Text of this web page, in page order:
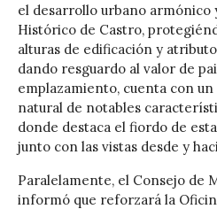
el desarrollo urbano armónico
Histórico de Castro,
alturas de edificación y
dando resguardo al valor de
emplazamiento, cuenta con
natural de notables
donde destaca el fiordo de
junto con las vistas desde y
Paralelamente, el Consejo de
informó que reforzará la